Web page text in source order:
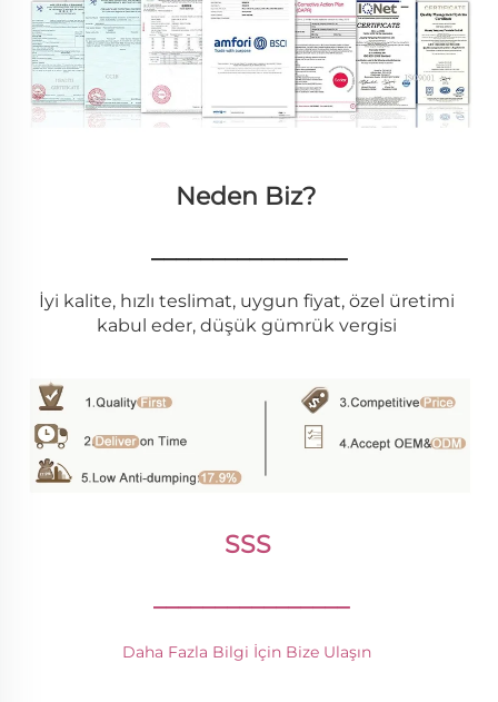
Neden Biz?
________________
İyi kalite, hızlı teslimat, uygun fiyat, özel üretimi
kabul eder, düşük gümrük vergisi
SSS
________________
Daha Fazla Bilgi İçin Bize Ulaşın